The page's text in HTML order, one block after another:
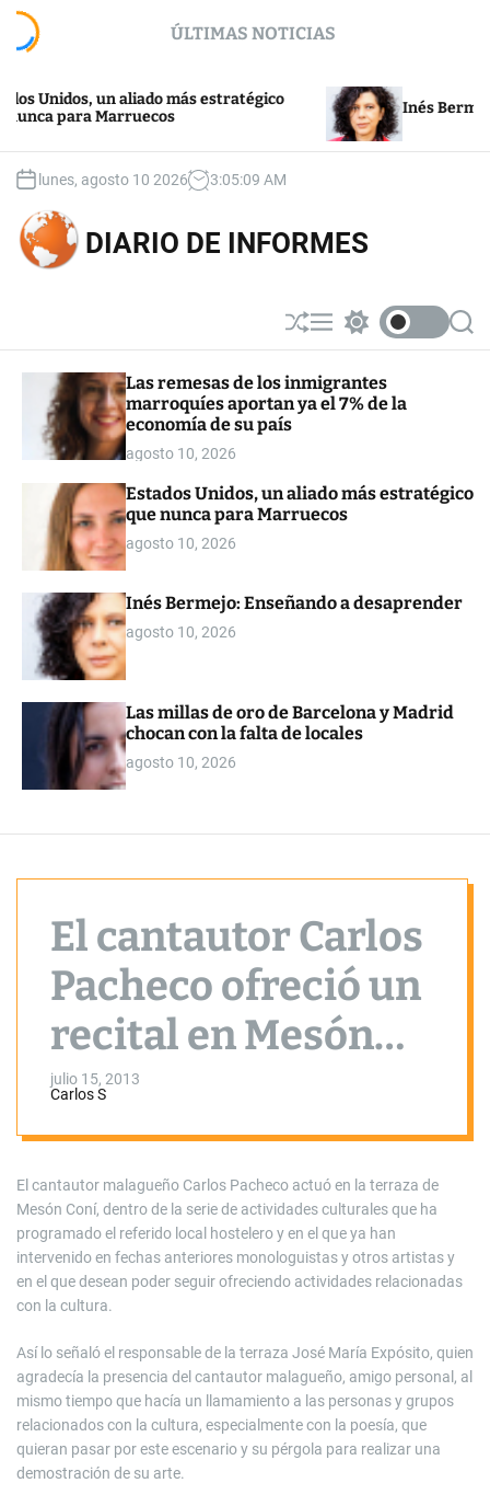
c
ÚLTIMAS NOTICIAS
un aliado más estratégico
Marruecos
Inés Bermejo:
lunes, agosto 10 2026 3:05:09 AM
DIARIO DE INFORMES
S
h
ff
l
e
M
e
u
w
t
c
o
r
S
e
Las remesas de los inmigrantes
marroquíes aportan ya el 7% de la
economía de su país
agosto 10, 2026
Estados Unidos, un aliado más estratégico
que nunca para Marruecos
agosto 10, 2026
Inés Bermejo: Enseñando a desaprender
agosto 10, 2026
Las millas de oro de Barcelona y Madrid
chocan con la falta de locales
agosto 10, 2026
El cantautor Carlos
Pacheco ofreció un
recital en Mesón
Coní
julio 15, 2013
Carlos S
El cantautor malagueño Carlos Pacheco actuó en la terraza de
Mesón Coní, dentro de la serie de actividades culturales que ha
programado el referido local hostelero y en el que ya han
intervenido en fechas anteriores monologuistas y otros artistas y
en el que desean poder seguir ofreciendo actividades relacionadas
con la cultura.
Así lo señaló el responsable de la terraza José María Expósito, quien
agradecía la presencia del cantautor malagueño, amigo personal, al
mismo tiempo que hacía un llamamiento a las personas y grupos
relacionados con la cultura, especialmente con la poesía, que
quieran pasar por este escenario y su pérgola para realizar una
demostración de su arte.